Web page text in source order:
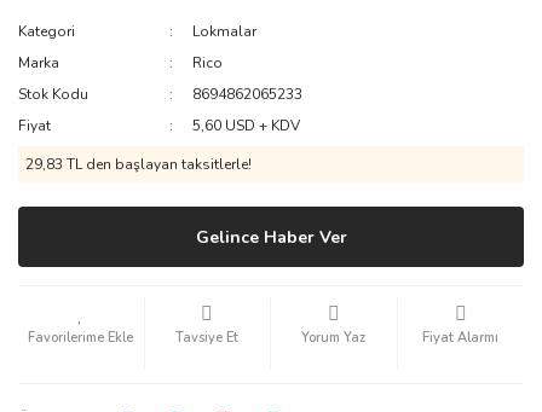
Kategori
Lokmalar
Marka
Rico
Stok Kodu
8694862065233
Fiyat
5,60 USD + KDV
29,83 TL den başlayan taksitlerle!
Gelince Haber Ver
Tavsiye Et Yorum Yaz Fiyat Alarmı